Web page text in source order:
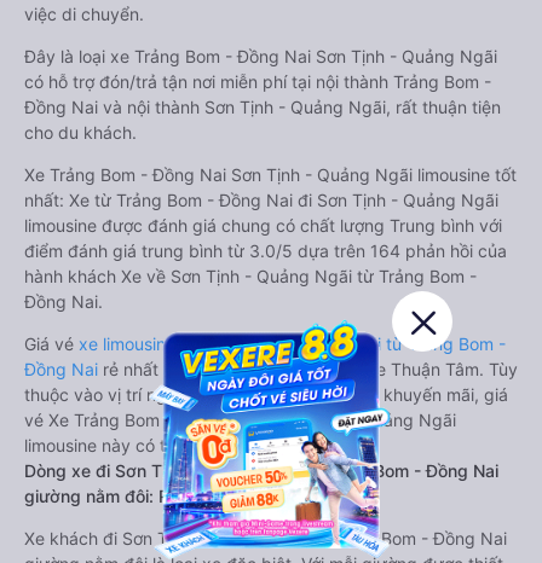
việc di chuyển.
Đây là loại xe Trảng Bom - Đồng Nai Sơn Tịnh - Quảng Ngãi
có hỗ trợ đón/trả tận nơi miễn phí tại nội thành Trảng Bom -
Đồng Nai và nội thành Sơn Tịnh - Quảng Ngãi, rất thuận tiện
cho du khách.
Xe Trảng Bom - Đồng Nai Sơn Tịnh - Quảng Ngãi limousine tốt
nhất: Xe từ Trảng Bom - Đồng Nai đi Sơn Tịnh - Quảng Ngãi
limousine được đánh giá chung có chất lượng Trung bình với
điểm đánh giá trung bình từ 3.0/5 dựa trên 164 phản hồi của
hành khách Xe về Sơn Tịnh - Quảng Ngãi từ Trảng Bom -
Đồng Nai.
Giá vé xe limousine đi Sơn Tịnh - Quảng Ngãi từ Trảng Bom -
Đồng Nai rẻ nhất là 650000VND của hãng xe Thuận Tâm. Tùy
thuộc vào vị trí ngồi của bạn và chương trình khuyến mãi, giá
vé Xe Trảng Bom - Đồng Nai đi Sơn Tịnh - Quảng Ngãi
limousine này có thể sẽ rẻ hơn
Dòng xe đi Sơn Tịnh - Quảng Ngãi từ Trảng Bom - Đồng Nai
giường nằm đôi: Riêng tư, đầy đủ tiện nghi
Xe khách đi Sơn Tịnh - Quảng Ngãi từ Trảng Bom - Đồng Nai